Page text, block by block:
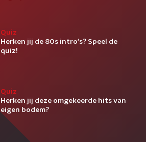
Quiz
Herken jij de 80s intro's? Speel de
quiz!
Quiz
Herken jij deze omgekeerde hits van
eigen bodem?